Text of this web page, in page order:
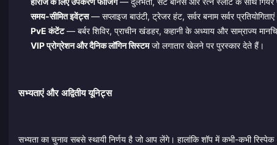
समय-सीमित इवेंट्स— सप्लाइज बाउंटी, ट्रेजर हंट, सर्वर बनाम सर्वर
PvE कंटेंट— बर्बर शिविर, प्राचीन खंडहर, कहानी के अध्याय और साम्राज्य
VIP प्रोग्रेशन और दैनिक लॉगिन सिस्टमजो लगातार खेलने पर पुरस्कार देते हैं।
सभ्यताएं और अद्वितीय यूनिट्स
सभ्यता का चुनाव सबसे स्थायी निर्णय है जो आप लेंगे। हालांकि शॉप में कभी-कभी